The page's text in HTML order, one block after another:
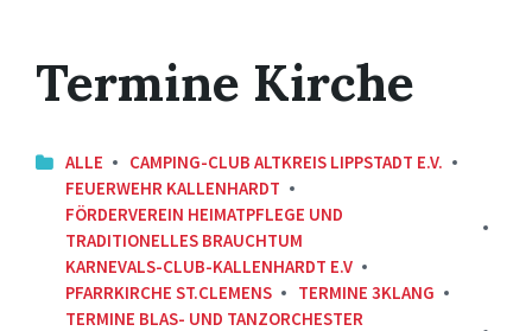
Termine Kirche
ALLE
CAMPING-CLUB ALTKREIS LIPPSTADT E.V.
FEUERWEHR KALLENHARDT
FÖRDERVEREIN HEIMATPFLEGE UND
TRADITIONELLES BRAUCHTUM
KARNEVALS-CLUB-KALLENHARDT E.V
PFARRKIRCHE ST.CLEMENS
TERMINE 3KLANG
TERMINE BLAS- UND TANZORCHESTER